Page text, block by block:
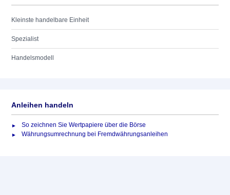
Kleinste handelbare Einheit
Spezialist
Handelsmodell
Anleihen handeln
So zeichnen Sie Wertpapiere über die Börse
Währungsumrechnung bei Fremdwährungsanleihen